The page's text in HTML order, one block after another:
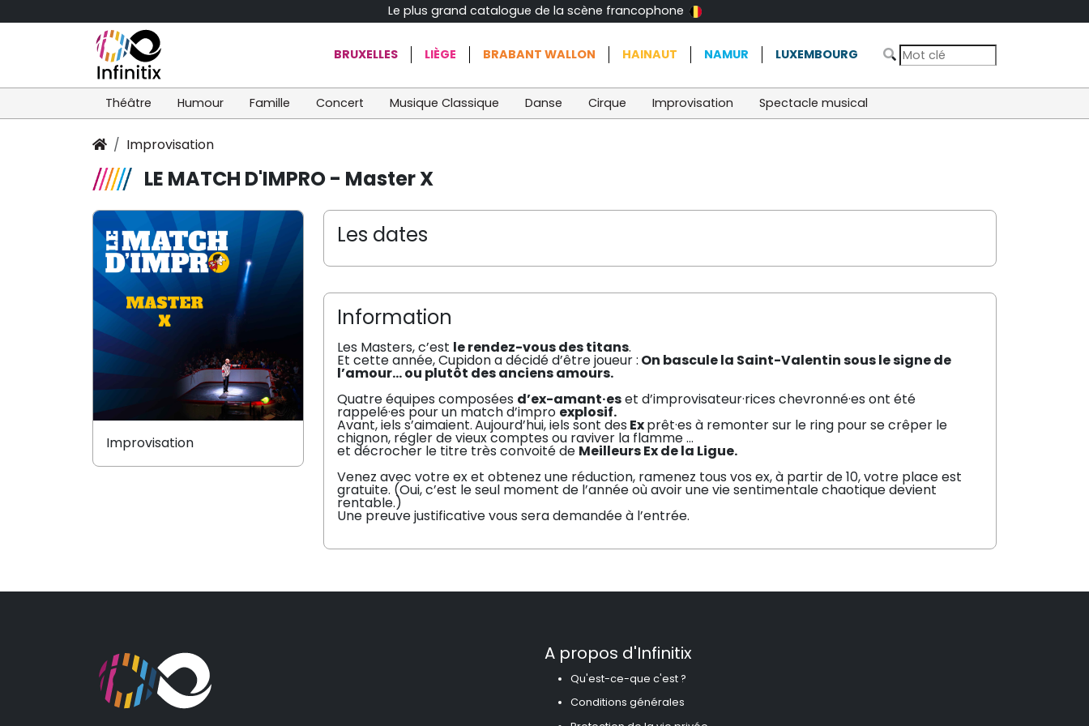
Le plus grand catalogue de la scène francophone
BRUXELLES LIÈGE BRABANT WALLON HAINAUT NAMUR LUXEMBOURG
Théâtre Humour Famille Concert Musique Classique Danse Cirque Improvisation Spectacle musical
Improvisation
LE MATCH D'IMPRO - Master X
Les dates
Information
Les Masters, c’est le rendez-vous des titans.
Et cette année, Cupidon a décidé d’être joueur : On bascule la Saint-Valentinsous le signe de
l’amour… ou plutôt des anciens amours.
Quatre équipes composées d’ex-amant·eset d’improvisateur·rices chevronné·es ont été
rappelé·es pour un match d’impro explosif.
Avant, iels s’aimaient.Aujourd’hui, iels sont des Exprêt·es à remonter sur le ring pour se crêper le
chignon, régler de vieux comptes ou raviver la flamme …
et décrocher le titre très convoité de Meilleurs Ex de la Ligue.
Venez avec votre ex et obtenez une réduction, ramenez tous vos ex, à partir de 10, votre place est
gratuite. (Oui, c’est le seul moment de l’année où avoir une vie sentimentale chaotique devient
rentable.)
Une preuve justificative vous sera demandée à l’entrée.
Improvisation
A propos d'Infinitix
Qu'est-ce-que c'est ?
Conditions générales